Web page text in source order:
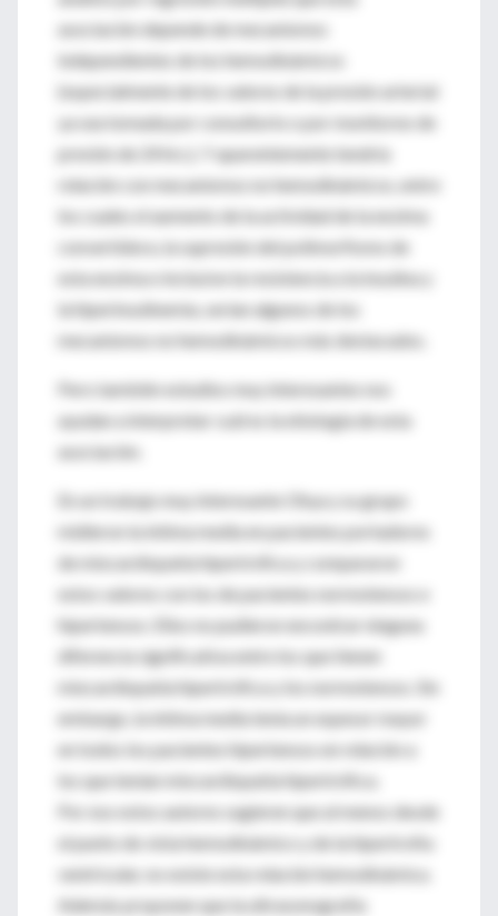
asociación depende de mecanismos
independientes de los hemodinámicos
(especialmente de los valores de la presión arterial
ya sea tomada por consultorio o por monitoreo de
presión de 24 hrs.). Y aparentemente tendría
relación con mecanismos no hemodinámicos, entre
los cuales el aumento de la actividad de la enzima
convertidora, la supresión del polimorfismo de
esta enzima e inclusive la resistencia a la insulina y
la hiperinsulinemia, serían algunos de los
mecanismos no hemodinámicos más destacados.
Pero también estudios muy interesantes nos
ayudan a interpretar cuál es la etiología de esta
asociación.
En un trabajo muy interesante Ohya y su grupo
midieron la íntima media en pacientes portadores
de miocardiopatía hipertrófica y compararon
estos valores con los de pacientes normotensos e
hipertensos. Ellos no pudieron encontrar ninguna
diferencia significativa entre los que tienen
miocardiopatía hipertrófica y los normotensos. Sin
embargo, la íntima media tenía un espesor mayor
en todos los pacientes hipertensos en relación a
los que tenían miocardiopatía hipertrófica.
Por eso estos autores sugieren que al menos desde
el punto de vista hemodinámico y de la hipertrofia
ventricular, no existe esta relación hemodinámica.
Además proponen que la ultrasonografía